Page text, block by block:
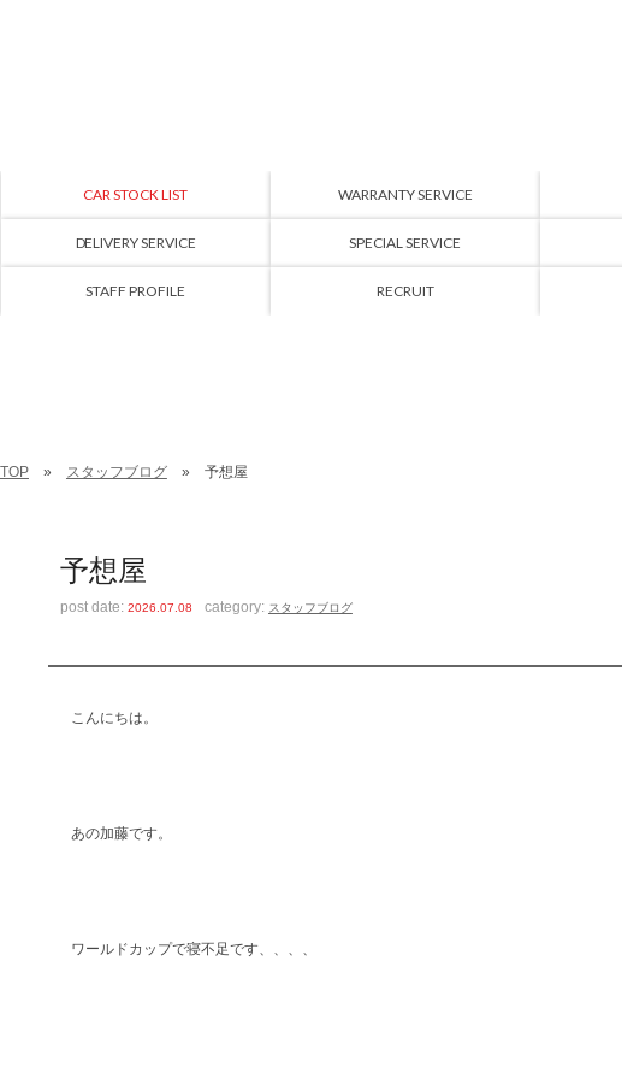
CAR STOCK LIST WARRANTY SERVICE
DELIVERY SERVICE SPECIAL SERVICE
STAFF PROFILE RECRUIT
TOP スタッフブログ 予想屋
予想屋
post date:2026.07.08 category: スタッフブログ
こんにちは。
あの加藤です。
ワールドカップで寝不足です、、、、